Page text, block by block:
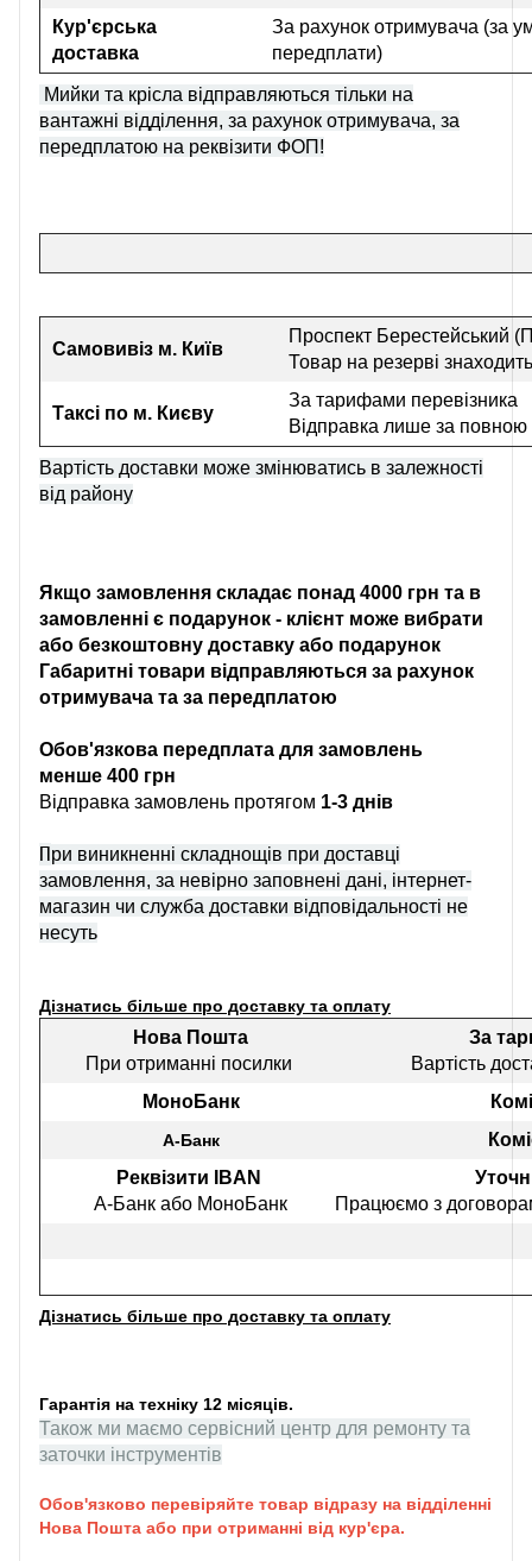
Кур'єрська
доставка
За рахунок отримувача (за
передплати)
Мийки та крісла відправляються тільки на
вантажні відділення, за рахунок отримувача, за
передплатою на реквізити ФОП!
Самовивіз м. Київ
Проспект Берестейський
Товар на резерві
Таксі по м. Києву
За тарифами перевізника
Відправка лише за
Вартість доставки може змінюватись в залежності
від району
Якщо замовлення складає понад 4000 грн та в
замовленні є подарунок - клієнт може вибрати
або безкоштовну доставку або подарунок
Габаритні товари відправляються за рахунок
отримувача та за передплатою
Обов'язкова передплата для замовлень
менше 400 грн
Відправка замовлень протягом 1-3 днів
При виникненні складнощів при доставці
замовлення, за невірно заповнені дані, інтернет-
магазин чи служба доставки відповідальності не
несуть
Дізнатись більше про доставку та оплату
Нова Пошта
При отриманні посилки
За
Вартість
МоноБанк
А-Банк
Реквізити IBAN
А-Банк або МоноБанк
Працюємо з
Дізнатись більше про доставку та оплату
Гарантія на техніку 12 місяців.
Також ми маємо сервісний центр для ремонту та
заточки інструментів
Обов'язково перевіряйте товар відразу на відділенні
Нова Пошта або при отриманні від кур'єра.